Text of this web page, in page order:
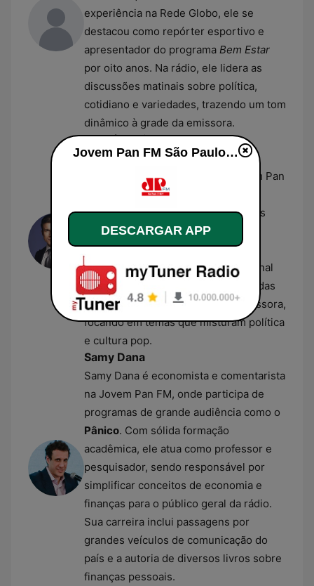
experiência na Rede Globo, ele se
destacou como repórter esportivo e
apresentador do programa Bem Estar
por oito anos. Na rádio, ele lidera as
discussões matinais sobre política,
cotidiano e variedades, trazendo um tom
dinâmico à grade da emissora.
André Marinho
André Marinho é comunicador,
humorista e apresentador na Jovem Pan
FM, atuando no programa
Show. Ganhou notoriedade por suas
imitações de figuras políticas e sua
atuação como comentarista, unindo
sátira e análise da conjuntura nacional
brasileira. Ele participa ativamente das
discussões multiplataforma da emissora,
focando em temas que misturam política
e cultura pop.
Samy Dana
Samy Dana é economista e comentarista
na Jovem Pan FM, onde participa de
programas de grande audiência como o
Pânico. Com sólida formação
acadêmica, ele atua como professor e
pesquisador, sendo responsável por
simplificar conceitos de economia e
finanças para o público geral da rádio.
Sua carreira inclui passagens por
grandes veículos de comunicação do
país e a autoria de diversos livros sobre
finanças pessoais.
Jovem Pan FM São Paulo en vivo
DESCARGAR APP